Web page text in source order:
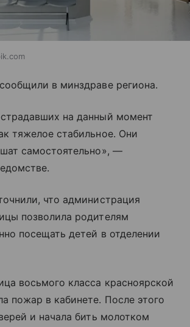
в минздраве региона.
на данный момент
тяжелое стабильное. Они
самостоятельно», —
что администрация
позволила родителям
посещать детей в отделении
восьмого класса красноярской
пожар в кабинете. После этого
и начала бить молотком